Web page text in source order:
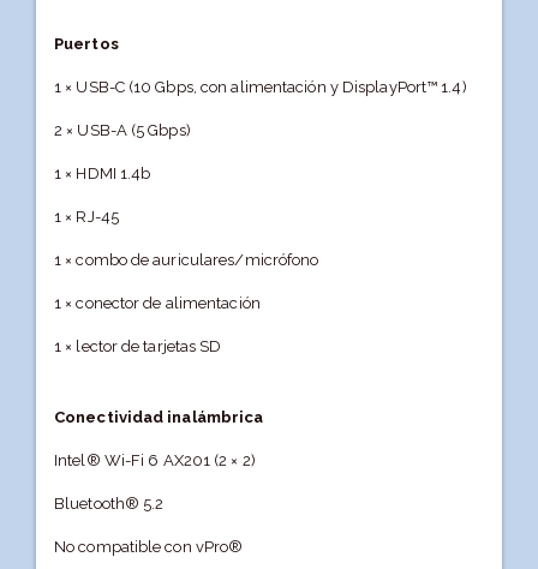
Puertos
1 × USB-C (10 Gbps, con alimentación y DisplayPort™ 1.4)
2 × USB-A (5 Gbps)
1 × HDMI 1.4b
1 × RJ-45
1 × combo de auriculares/micrófono
1 × conector de alimentación
1 × lector de tarjetas SD
Conectividad inalámbrica
Intel® Wi-Fi 6 AX201 (2 × 2)
Bluetooth® 5.2
No compatible con vPro®